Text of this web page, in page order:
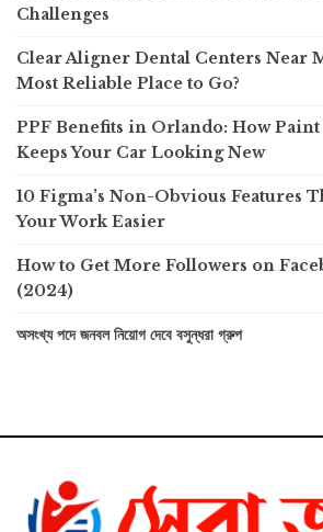
Challenges
Clear Aligner Dental Centers Near
Most Reliable Place to Go?
PPF Benefits in Orlando: How
Keeps Your Car Looking New
10 Figma’s Non-Obvious Features
Your Work Easier
How to Get More Followers on
(2024)
অসংখ্য পদে জনবল নিয়োগ দেবে বসুন্ধরা গ্রুপ